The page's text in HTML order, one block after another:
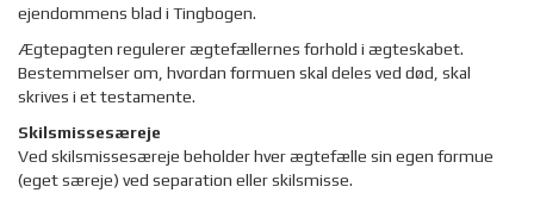
ejendommens blad i Tingbogen.
Ægtepagten regulerer ægtefællernes forhold i ægteskabet.
Bestemmelser om, hvordan formuen skal deles ved død, skal
skrives i et testamente.
Skilsmissesæreje
Ved skilsmissesæreje beholder hver ægtefælle sin egen formue
(eget særeje) ved separation eller skilsmisse.